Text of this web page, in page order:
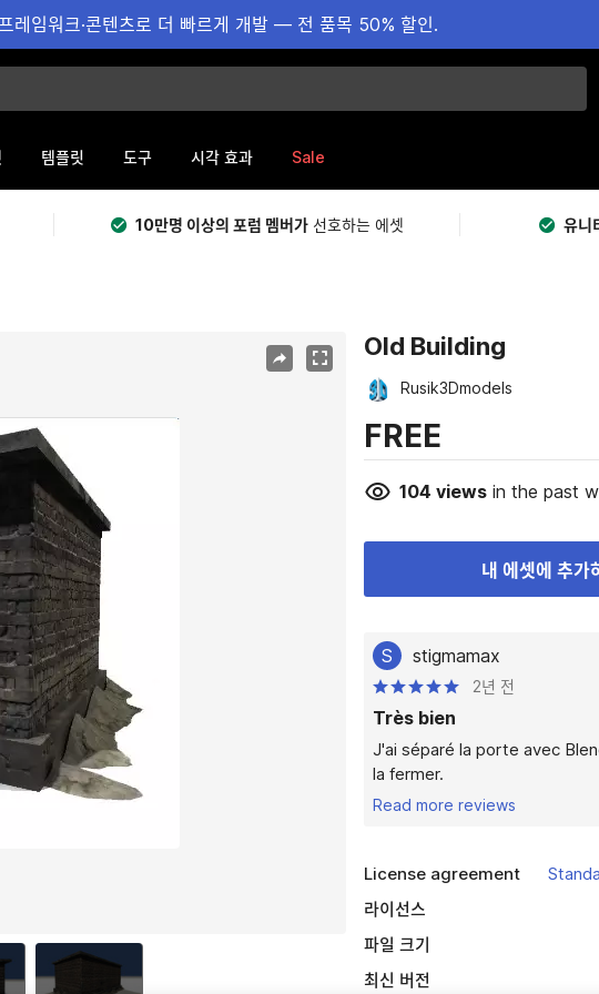
레임워크·콘텐츠로 더 빠르게 개발 — 전 품목 50% 할인.
템플릿 도구 시각 효과 Sale
10만명 이상의 포럼 멤버가 선호하는 에셋 유니
Old Building
Rusik3Dmodels
FREE
104 viewsin the past
내 에셋에 추가
S stigmamax
2년 전
Très bien
J'ai séparé la porte avec
la fermer.
Read more reviews
License agreement
라이선스
파일 크기
최신 버전